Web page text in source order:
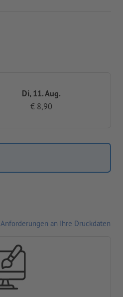
Di, 11. Aug.
€ 8,90
Anforderungen an Ihre Druckdaten